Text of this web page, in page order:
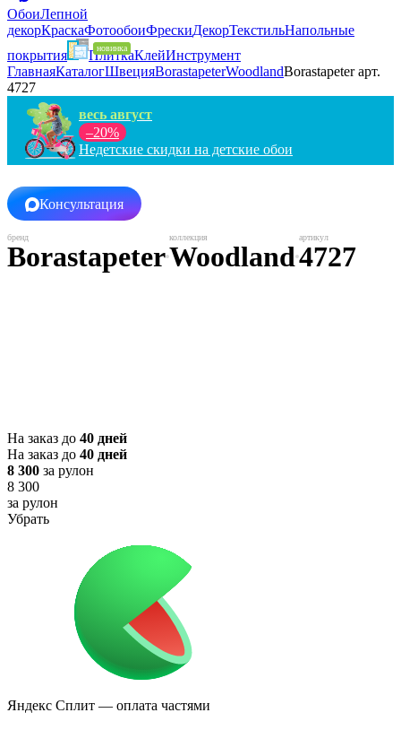
ОбоиЛепной
декорКраскаФотообоиФрескиДекорТекстильНапольные
покрытия
ПлиткаКлейИнструмент
ГлавнаяКаталогШвецияBorastapeterWoodlandBorastapeter арт.
4727
весь август
–20%
Недетские скидки на детские обои
Консультация
BorastapeterWoodland4727
На заказ до 40 дней
На заказ до 40 дней
8 300 за рулон
8 300
за рулон
Убрать
Яндекс Сплит — оплата частями